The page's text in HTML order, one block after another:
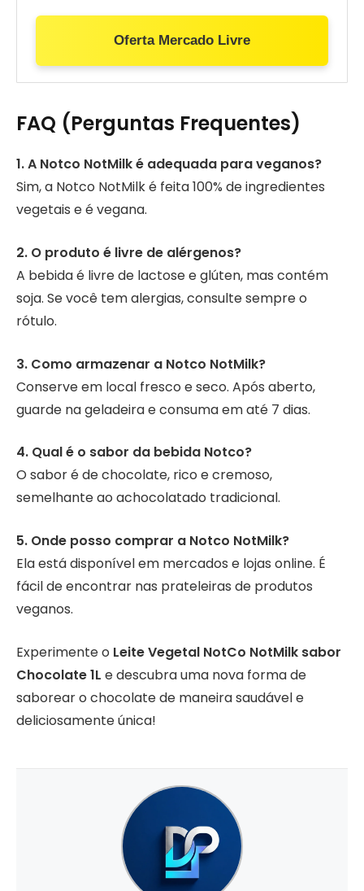
Oferta Mercado Livre
FAQ (Perguntas Frequentes)
1. A Notco NotMilk é adequada para veganos?
Sim, a Notco NotMilk é feita 100% de ingredientes
vegetais e é vegana.
2. O produto é livre de alérgenos?
A bebida é livre de lactose e glúten, mas contém
soja. Se você tem alergias, consulte sempre o
rótulo.
3. Como armazenar a Notco NotMilk?
Conserve em local fresco e seco. Após aberto,
guarde na geladeira e consuma em até 7 dias.
4. Qual é o sabor da bebida Notco?
O sabor é de chocolate, rico e cremoso,
semelhante ao achocolatado tradicional.
5. Onde posso comprar a Notco NotMilk?
Ela está disponível em mercados e lojas online. É
fácil de encontrar nas prateleiras de produtos
veganos.
Experimente o Leite Vegetal NotCo NotMilk sabor
Chocolate 1L e descubra uma nova forma de
saborear o chocolate de maneira saudável e
deliciosamente única!